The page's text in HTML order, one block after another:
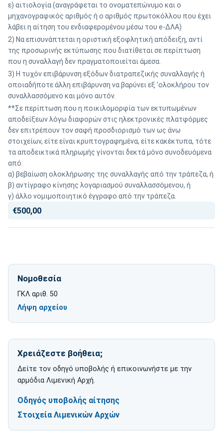
ε) αιτιολογία (αναγράφεται το ονοματεπώνυμο και o
μηχανογραφικός αριθμός ή ο αριθμός πρωτοκόλλου που έχει
λάβει η αίτηση του ενδιαφερομένου μέσω του e-ΔΛΑ)
2) Να επισυνάπτεται η οριστική εξοφλητική απόδειξη, αντί
της προσωρινής εκτύπωσης που διατίθεται σε περίπτωση
που η συναλλαγή δεν πραγματοποιείται άμεσα.
3) Η τυχόν επιβάρυνση εξόδων διατραπεζικής συναλλαγής ή
οποιαδήποτε άλλη επιβάρυνση να βαρύνει εξ 'ολοκλήρου τον
συναλλασσόμενο και μόνο αυτόν.
**Σε περίπτωση που η ποικιλομορφία των εκτυπωμένων
αποδείξεων λόγω διαφορών στις ηλεκτρονικές πλατφόρμες
δεν επιτρέπουν τον σαφή προσδιορισμό των ως άνω
στοιχείων, είτε είναι κρυπτογραφημένα, είτε κακέκτυπα, τότε
τα αποδεικτικά πληρωμής γίνονται δεκτά μόνο συνοδευόμενα
από:
α) βεβαίωση ολοκλήρωσης της συναλλαγής από την τράπεζα, ή
β) αντίγραφο κίνησης λογαριασμού συναλλασσόμενου, ή
γ) άλλο νομιμοποιητικό έγγραφο από την τράπεζα.
€500,00
Νομοθεσία
ΓΚΛ αριθ. 50
Λήψη αρχείου
Χρειάζεστε βοήθεια;
Δείτε τον οδηγό υποβολής ή επικοινωνήστε με την
αρμόδια Λιμενική Αρχή.
Οδηγός υποβολής αίτησης
Στοιχεία Λιμενικών Αρχών